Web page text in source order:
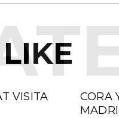
VISITA
CORA